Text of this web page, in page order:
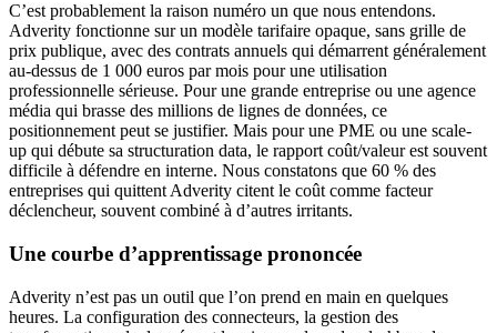
C’est probablement la raison numéro un que nous entendons.
Adverity fonctionne sur un modèle tarifaire opaque, sans grille de
prix publique, avec des contrats annuels qui démarrent généralement
au-dessus de 1 000 euros par mois pour une utilisation
professionnelle sérieuse. Pour une grande entreprise ou une agence
média qui brasse des millions de lignes de données, ce
positionnement peut se justifier. Mais pour une PME ou une scale-
up qui débute sa structuration data, le rapport coût/valeur est souvent
difficile à défendre en interne. Nous constatons que 60 % des
entreprises qui quittent Adverity citent le coût comme facteur
déclencheur, souvent combiné à d’autres irritants.
Une courbe d’apprentissage prononcée
Adverity n’est pas un outil que l’on prend en main en quelques
heures. La configuration des connecteurs, la gestion des